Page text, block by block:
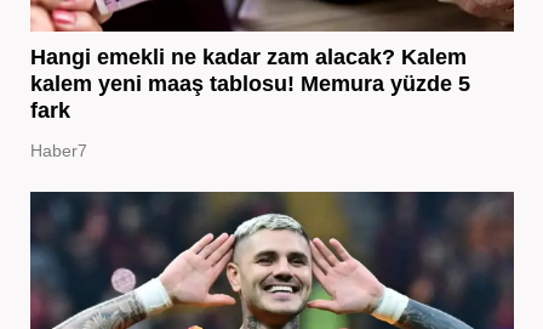
Hangi emekli ne kadar zam alacak? Kalem
kalem yeni maaş tablosu! Memura yüzde 5
fark
Haber7